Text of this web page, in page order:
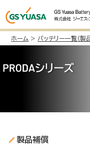
ホーム > バッテリー一覧（製
製品補償